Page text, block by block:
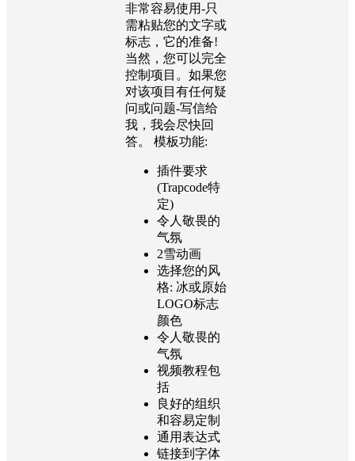
非常容易使用-只
需粘贴您的文字或
标志，它的准备!
当然，您可以完全
控制项目。如果您
对该项目有任何疑
问或问题-写信给
我，我会尽快回
答。 模板功能:
插件要求
(Trapcode特
定)
令人敬畏的
气氛
2雪动画
选择您的风
格: 冰或原始
LOGO标志
颜色
令人敬畏的
气氛
视频教程包
括
良好的组织
和容易定制
通用表达式
链接到字体